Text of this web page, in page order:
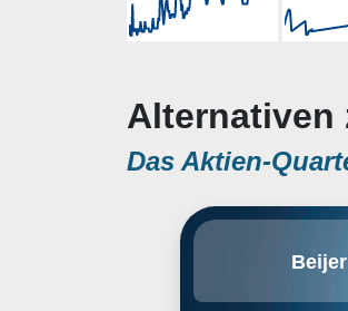
Alternativen
Das Aktien-
of
through the